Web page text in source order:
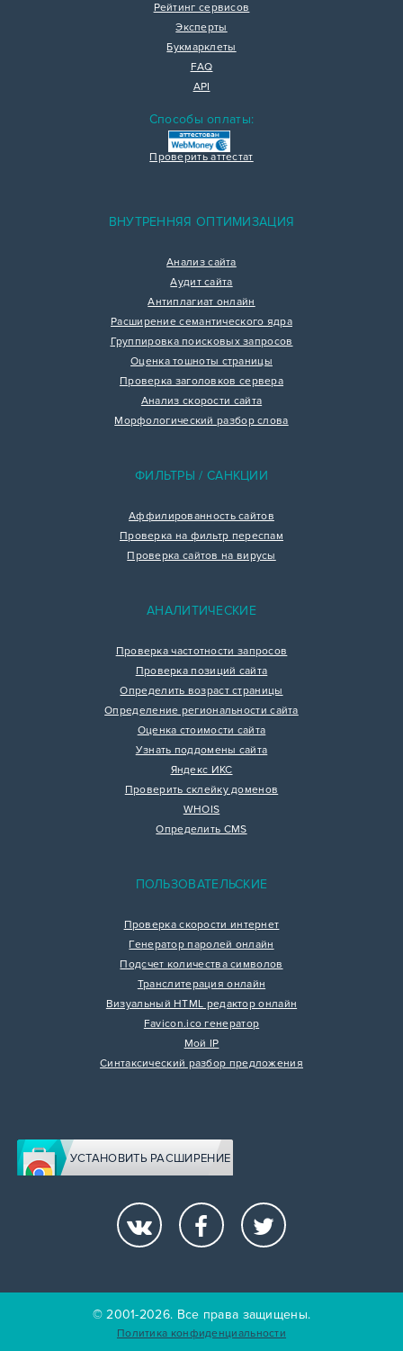
Рейтинг сервисов
Эксперты
Букмарклеты
FAQ
API
Способы оплаты:
Проверить аттестат
ВНУТРЕННЯЯ ОПТИМИЗАЦИЯ
Анализ сайта
Аудит сайта
Антиплагиат онлайн
Расширение семантического ядра
Группировка поисковых запросов
Оценка тошноты страницы
Проверка заголовков сервера
Анализ скорости сайта
Морфологический разбор слова
ФИЛЬТРЫ / САНКЦИИ
Аффилированность сайтов
Проверка на фильтр переспам
Проверка сайтов на вирусы
АНАЛИТИЧЕСКИЕ
Проверка частотности запросов
Проверка позиций сайта
Определить возраст страницы
Определение региональности сайта
Оценка стоимости сайта
Узнать поддомены сайта
Яндекс ИКС
Проверить склейку доменов
WHOIS
Определить CMS
ПОЛЬЗОВАТЕЛЬСКИЕ
Проверка скорости интернет
Генератор паролей онлайн
Подсчет количества символов
Транслитерация онлайн
Визуальный HTML редактор онлайн
Favicon.ico генератор
Мой IP
Синтаксический разбор предложения
УСТАНОВИТЬ РАСШИРЕНИЕ
© 2001-2026. Все права защищены.
Политика конфиденциальности